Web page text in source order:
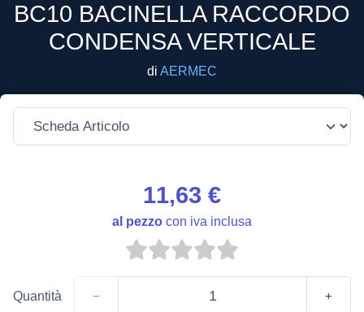
BC10 BACINELLA RACCORDO
CONDENSA VERTICALE
di AERMEC
11,63 €
al pezzo con iva inclusa
Quantità − +